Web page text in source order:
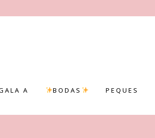
A BODAS PEQUES